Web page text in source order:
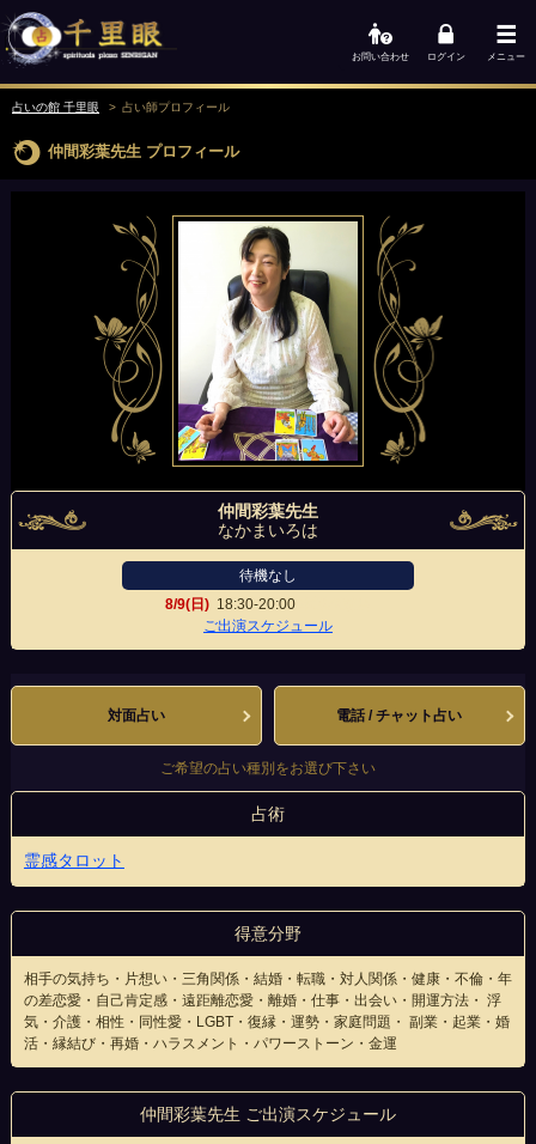
お問い合わせ ログイン メニュー
占いの館 千里眼 占い師プロフィール
仲間彩葉先生 プロフィール
仲間彩葉先生
なかまいろは
待機なし
8/9(日) 18:30-20:00
ご出演スケジュール
対面占い 電話 / チャット占い
ご希望の占い種別をお選び下さい
占術
霊感タロット
得意分野
相手の気持ち・片想い・三角関係・結婚・転職・対人関係・健康・不倫・年
の差恋愛・自己肯定感・遠距離恋愛・離婚・仕事・出会い・開運方法・ 浮
気・介護・相性・同性愛・LGBT・復縁・運勢・家庭問題・ 副業・起業・婚
活・縁結び・再婚・ハラスメント・パワーストーン・金運
仲間彩葉先生 ご出演スケジュール